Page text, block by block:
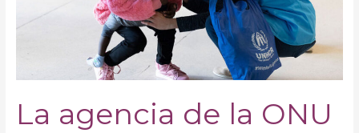
La agencia de la ONU
capítulo